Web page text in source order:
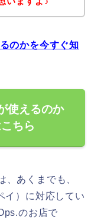
のかを今すぐ知
使えるのか
ちら
、あくまでも、
イ）に対応してい
のお店で